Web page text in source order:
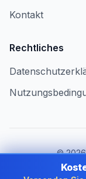
Kontakt
Rechtliches
©2026
Für